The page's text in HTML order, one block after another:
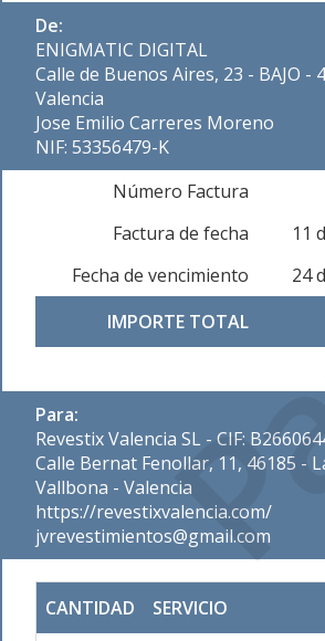
De:
ENIGMATIC DIGITAL
Calle de Buenos Aires, 23 - BAJO -
Valencia
Jose Emilio Carreres Moreno
NIF: 53356479-K
Número Factura
Factura de fecha
11
Fecha de vencimiento
24
IMPORTE TOTAL
Para:
Revestix Valencia SL - CIF:
Calle Bernat Fenollar, 11, 46185 -
Vallbona - Valencia
https://revestixvalencia.com/
jvrevestimientos@gmail.com
CANTIDAD SERVICIO